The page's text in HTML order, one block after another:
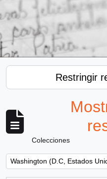
Restringir
Colecciones
Remove filter:
Washington (D.C, Estados